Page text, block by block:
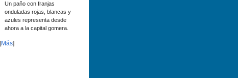
Un paño con franjas
onduladas rojas, blancas y
azules representa desde
ahora a la capital gomera.
[Más]